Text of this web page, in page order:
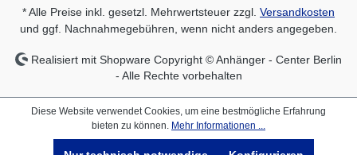
* Alle Preise inkl. gesetzl. Mehrwertsteuer zzgl. Versandkosten
und ggf. Nachnahmegebühren, wenn nicht anders angegeben.
Realisiert mit Shopware Copyright © Anhänger - Center Berlin
- Alle Rechte vorbehalten
Diese Website verwendet Cookies, um eine bestmögliche Erfahrung
bieten zu können. Mehr Informationen ...